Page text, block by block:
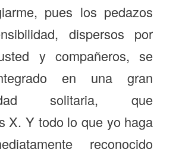
pues los pedazos
dispersos por
y compañeros, se
en una gran
solitaria, que
X. Y todo lo que yo haga
reconocido